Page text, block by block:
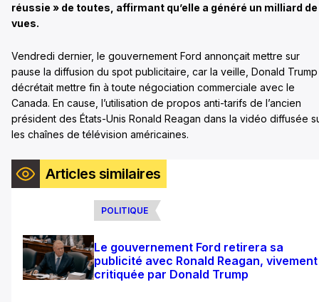
réussie » de toutes, affirmant qu’elle a généré un milliard de
vues.
Vendredi dernier, le gouvernement Ford annonçait mettre sur
pause la diffusion du spot publicitaire, car la veille, Donald Trump
décrétait mettre fin à toute négociation commerciale avec le
Canada. En cause, l’utilisation de propos anti-tarifs de l’ancien
président des États-Unis Ronald Reagan dans la vidéo diffusée
les chaînes de télévision américaines.
Articles similaires
POLITIQUE
Le gouvernement Ford retirera sa
publicité avec Ronald Reagan, vivement
critiquée par Donald Trump